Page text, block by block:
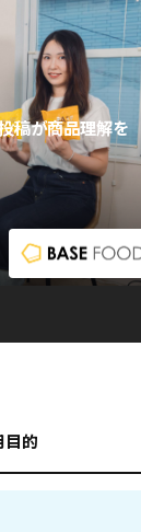
稿が商品理解を
目的